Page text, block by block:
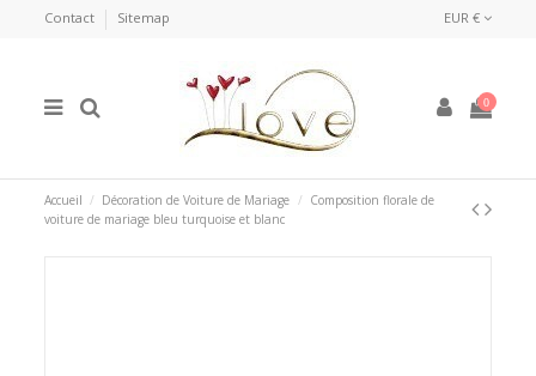
Contact Sitemap EUR €
0
Accueil Décoration de Voiture de Mariage
Composition florale de
voiture de mariage bleu turquoise et blanc